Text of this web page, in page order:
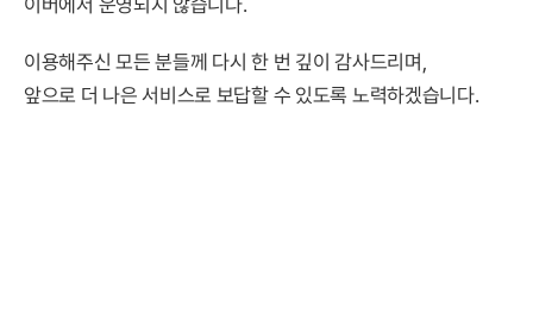
이버에서 운영되지 않습니다.
이용해주신 모든 분들께 다시 한 번 깊이 감사드리며,
앞으로 더 나은 서비스로 보답할 수 있도록 노력하겠습니다.